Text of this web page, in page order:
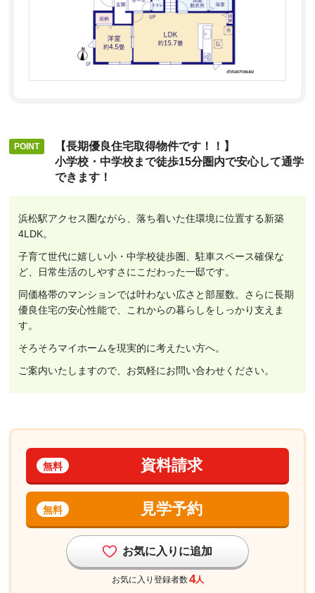
【長期優良住宅取得物件です！！】
小学校・中学校まで徒歩15分圏内で安心して通学
できます！
浜松駅アクセス圏ながら、落ち着いた住環境に位置する新築
4LDK。
子育て世代に嬉しい小・中学校徒歩圏、駐車スペース確保な
ど、日常生活のしやすさにこだわった一邸です。
同価格帯のマンションでは叶わない広さと部屋数。さらに長期
優良住宅の安心性能で、これからの暮らしをしっかり支えま
す。
そろそろマイホームを現実的に考えたい方へ。
ご案内いたしますので、お気軽にお問い合わせください。
資料請求
無料
見学予約
無料
お気に入りに追加
お気に入り登録者数4人